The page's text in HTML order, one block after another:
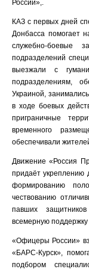
России»,.
КАЗ с первых дней
Донбасса помогает
служебно-боевые
подразделений
выезжали с
подразделениям,
Украиной,
в ходе боевых
приграничные
временного
обеспечивали
Движение «Россия
придаёт укреплению
формированию
чествованию
павших
всемерную
«Офицеры России»
«БАРС-Курск»,
подбором